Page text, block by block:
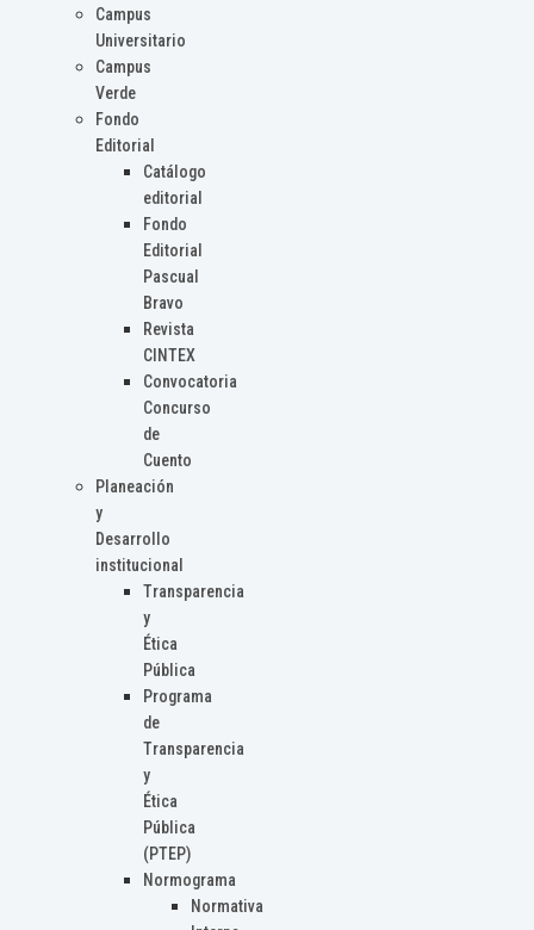
Campus
Universitario
Campus
Verde
Fondo
Editorial
Catálogo
editorial
Fondo
Editorial
Pascual
Bravo
Revista
CINTEX
Convocatoria
Concurso
de
Cuento
Planeación
y
Desarrollo
institucional
Transparencia
y
Ética
Pública
Programa
de
Transparencia
y
Ética
Pública
(PTEP)
Normograma
Normativa